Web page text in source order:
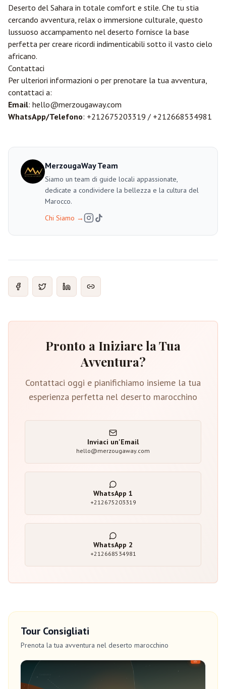
Deserto del Sahara in totale comfort e stile. Che tu stia
cercando avventura, relax o immersione culturale, questo
lussuoso accampamento nel deserto fornisce la base
perfetta per creare ricordi indimenticabili sotto il vasto cielo
africano.
Contattaci
Per ulteriori informazioni o per prenotare la tua avventura,
contattaci a:
Email: hello@merzougaway.com
WhatsApp/Telefono: +212675203319 / +212668534981
MerzougaWay Team
Siamo un team di guide locali appassionate,
dedicate a condividere la bellezza e la cultura del
Marocco.
Chi Siamo →
Pronto a Iniziare la Tua
Avventura?
Contattaci oggi e pianifichiamo insieme la tua
esperienza perfetta nel deserto marocchino
Inviaci un'Email
hello@merzougaway.com
WhatsApp 1
+212675203319
WhatsApp 2
+212668534981
Tour Consigliati
Prenota la tua avventura nel deserto marocchino